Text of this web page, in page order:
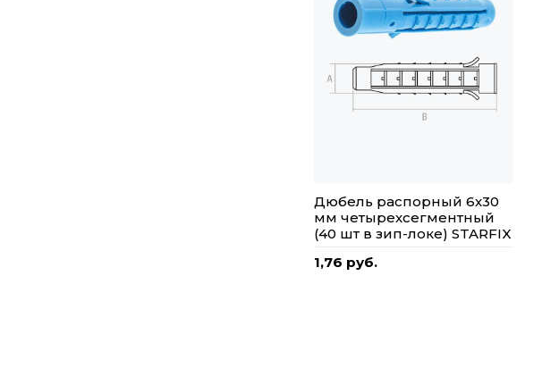
Дюбель распорный 6х30
мм четырехсегментный
(40 шт в зип-локе) STARFIX
1,76 руб.